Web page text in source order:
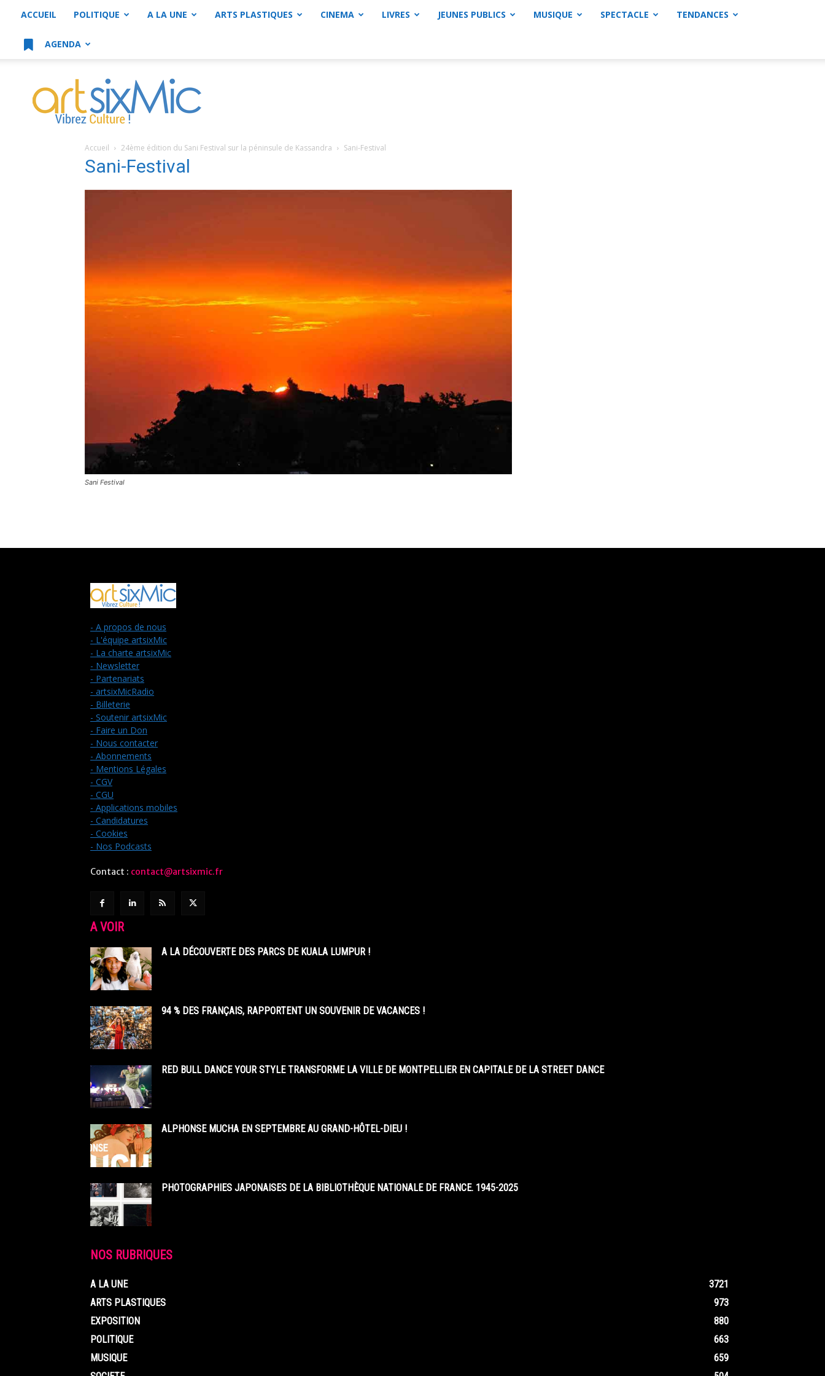
ACCUEIL POLITIQUE A LA UNE ARTS PLASTIQUES CINEMA LIVRES JEUNES PUBLICS MUSIQUE SPECTACLE TENDANCES
AGENDA
artsixMic
Accueil 24ème édition du Sani Festival sur la péninsule de Kassandra Sani-Festival
Sani-Festival
Sani Festival
- A propos de nous
- L'équipe artsixMic
- La charte artsixMic
- Newsletter
- Partenariats
- artsixMicRadio
- Billeterie
- Soutenir artsixMic
- Faire un Don
- Nous contacter
- Abonnements
- Mentions Légales
- CGV
- CGU
- Applications mobiles
- Candidatures
- Cookies
- Nos Podcasts
Contact : contact@artsixmic.fr
A VOIR
A LA DÉCOUVERTE DES PARCS DE KUALA LUMPUR !
94 % DES FRANÇAIS, RAPPORTENT UN SOUVENIR DE VACANCES !
RED BULL DANCE YOUR STYLE TRANSFORME LA VILLE DE MONTPELLIER EN CAPITALE DE LA STREET DANCE
ALPHONSE MUCHA EN SEPTEMBRE AU GRAND-HÔTEL-DIEU !
PHOTOGRAPHIES JAPONAISES DE LA BIBLIOTHÈQUE NATIONALE DE FRANCE. 1945-2025
NOS RUBRIQUES
A LA UNE
3721
ARTS PLASTIQUES
973
EXPOSITION
880
POLITIQUE
663
MUSIQUE
659